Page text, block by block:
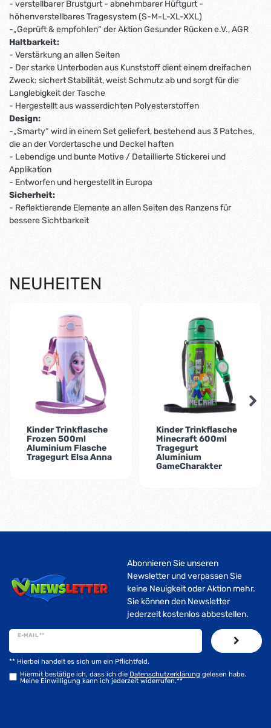
- verstellbarer Brustgurt - abnehmbarer Hüftgurt -
höhenverstellbares Tragesystem (S-M-L-XL-XXL)
-„Geprüft & empfohlen“ der Aktion Gesunder Rücken e.V., AGR
Haltbarkeit:
- Verstärkung an allen Seiten
- Der starke Unterboden aus Kunststoff dient einem dreifachen
Zweck: sichert Stabilität, weist Schmutz ab und sorgt für die
Langlebigkeit der Tasche
- Hergestellt aus wasserdichten Polyesterstoffen
Design:
-„Smarty“ wird in einem Set geliefert, bestehend aus 3 Patches,
die an der Vordertasche und Deckel haften
- Lebendige und bunte Motive / Detaillierte Stickerei und
Applikation
- Entworfen und hergestellt in Europa
Sicherheit:
- Reflektierende Elemente an allen Seiten des Ranzens für
bessere Sichtbarkeit
NEUHEITEN
Kinder Trinkflasche
Frozen 500ml
Aluminium Flasche
Tragegurt Elsa Anna
Kinder Trinkflasche
Minecraft 600ml
Tragegurt
Aluminium
GameCharakter
Abonnieren Sie unseren
Newsletter und verpassen Sie
keine Neuigkeit oder Aktion mehr.
Sie können den Newsletter
jederzeit kostenlos abbestellen.
E-MAIL **
Hiermit bestätige ich, dass ich die Daten­schutz­erklärung gelesen habe.
Meine Einwilligung kann ich jederzeit widerrufen.**
** Hierbei handelt es sich um ein Pflichtfeld.